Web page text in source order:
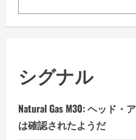
シグナル
Natural Gas M30: ヘッド
は確認されたようだ